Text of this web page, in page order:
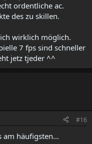
ordentliche ac.
des zu skillen.
wirklich möglich.
7 fps sind schneller
jetz tjeder ^^
#16
am häufigsten...